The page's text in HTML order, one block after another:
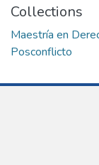
Collections
Maestría en
Posconflicto